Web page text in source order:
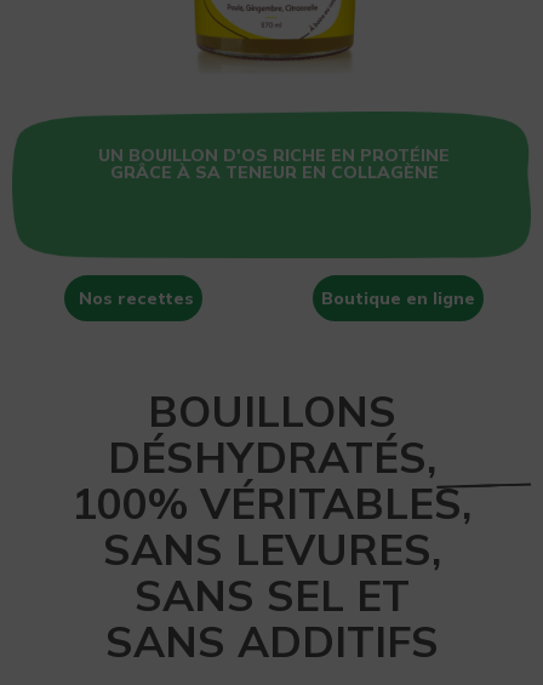
UN BOUILLON D'OS RICHE EN PROTÉINE
GRÂCE À SA TENEUR EN COLLAGÈNE
Nos recettes Boutique en ligne
BOUILLONS
DÉSHYDRATÉS,
100% VÉRITABLES,
SANS LEVURES,
SANS SEL ET
SANS ADDITIFS